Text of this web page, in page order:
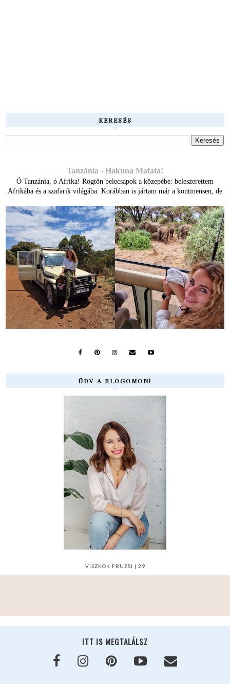
KERESÉS
Tanzánia - Hakuna Matata!
Ó Tanzánia, ó Afrika! Rögtön belecsapok a közepébe: beleszerettem
Afrikába és a szafarik világába. Korábban is jártam már a kontinensen, de
...
ÜDV A BLOGOMON!
VISZKOK FRUZSI | 29
ITT IS MEGTALÁLSZ